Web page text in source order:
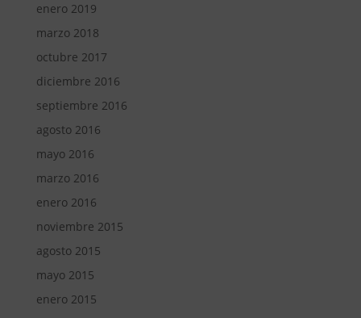
enero 2019
marzo 2018
octubre 2017
diciembre 2016
septiembre 2016
agosto 2016
mayo 2016
marzo 2016
enero 2016
noviembre 2015
agosto 2015
mayo 2015
enero 2015